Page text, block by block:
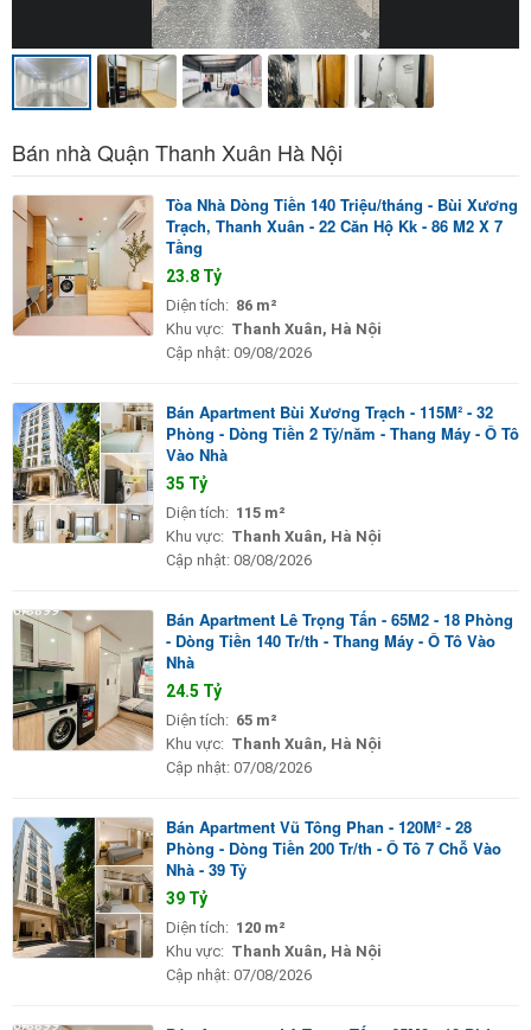
Bán nhà Quận Thanh Xuân Hà Nội
Tòa Nhà Dòng Tiền 140 Triệu/tháng - Bùi Xương
Trạch, Thanh Xuân - 22 Căn Hộ Kk - 86 M2 X 7
Tầng
23.8 Tỷ
Diện tích: 86 m²
Khu vực: Thanh Xuân, Hà Nội
Cập nhật: 09/08/2026
Bán Apartment Bùi Xương Trạch - 115M² - 32
Phòng - Dòng Tiền 2 Tỷ/năm - Thang Máy - Ô Tô
Vào Nhà
35 Tỷ
Diện tích: 115 m²
Khu vực: Thanh Xuân, Hà Nội
Cập nhật: 08/08/2026
Bán Apartment Lê Trọng Tấn - 65M2 - 18 Phòng
- Dòng Tiền 140 Tr/th - Thang Máy - Ô Tô Vào
Nhà
24.5 Tỷ
Diện tích: 65 m²
Khu vực: Thanh Xuân, Hà Nội
Cập nhật: 07/08/2026
Bán Apartment Vũ Tông Phan - 120M² - 28
Phòng - Dòng Tiền 200 Tr/th - Ô Tô 7 Chỗ Vào
Nhà - 39 Tỷ
39 Tỷ
Diện tích: 120 m²
Khu vực: Thanh Xuân, Hà Nội
Cập nhật: 07/08/2026